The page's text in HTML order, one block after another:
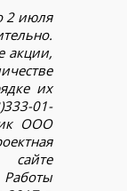
2 июля
акции,
их
01-
ООО